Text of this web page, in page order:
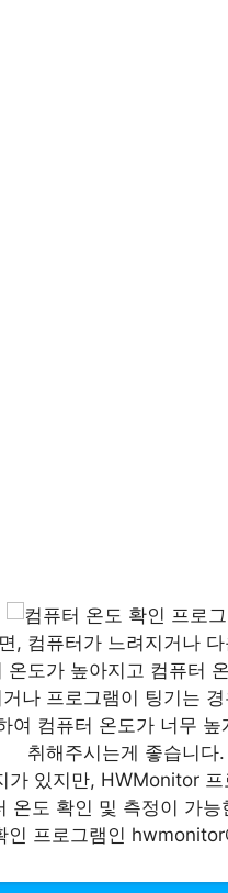
, 컴퓨터가 느려지거나
도가 높아지고 컴퓨터
나 프로그램이 팅기는
여 컴퓨터 온도가 너무
취해주시는게 좋습니다.
가 있지만, HWMonitor
온도 확인 및 측정이 가능
인 프로그램인